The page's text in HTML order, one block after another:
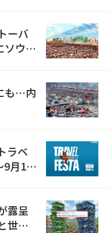
ーバ
ソウル
も…内
ラベ
9月11
露呈
世代